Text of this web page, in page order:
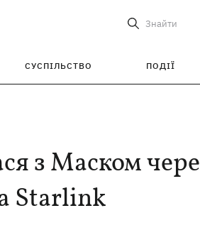
Знайти
СУСПІЛЬСТВО ПОДІЇ
з Маском
Starlink